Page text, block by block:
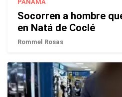
PANAMÁ
Socorren a hombre
en Natá de Coclé
Rommel Rosas